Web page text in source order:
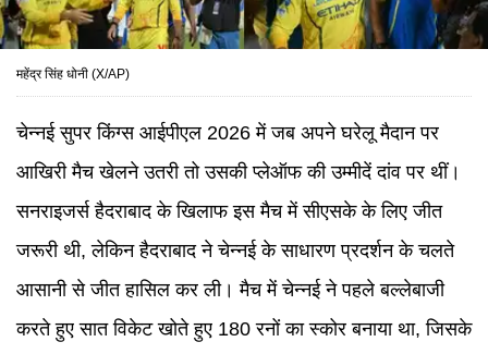
महेंद्र सिंह धोनी (X/AP)
चेन्नई सुपर किंग्स आईपीएल 2026 में जब अपने घरेलू मैदान पर
आखिरी मैच खेलने उतरी तो उसकी प्लेऑफ की उम्मीदें दांव पर थीं।
सनराइजर्स हैदराबाद के खिलाफ इस मैच में सीएसके के लिए जीत
जरूरी थी, लेकिन हैदराबाद ने चेन्नई के साधारण प्रदर्शन के चलते
आसानी से जीत हासिल कर ली। मैच में चेन्नई ने पहले बल्लेबाजी
करते हुए सात विकेट खोते हुए 180 रनों का स्कोर बनाया था, जिसके